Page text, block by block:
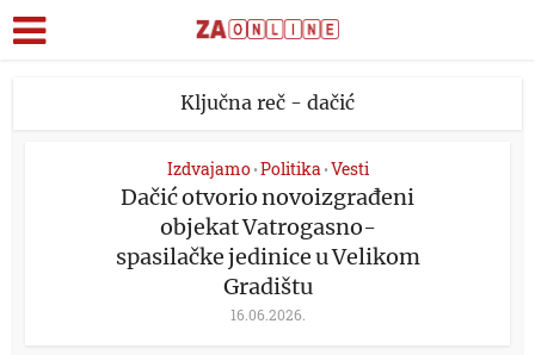
Ključna reč - dačić
Izdvajamo •Politika •Vesti
Dačić otvorio novoizgrađeni
objekat Vatrogasno-
spasilačke jedinice u Velikom
Gradištu
16.06.2026.